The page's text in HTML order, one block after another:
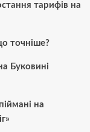
тарифів на
точніше?
Буковині
на